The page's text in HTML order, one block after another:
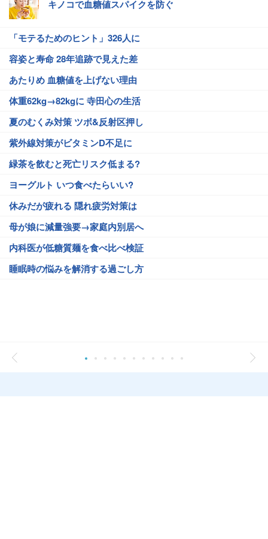
キノコで血糖値スパイクを防ぐ
「モテるためのヒント」326人に
容姿と寿命 28年追跡で見えた差
あたりめ 血糖値を上げない理由
体重62kg→82kgに 寺田心の生活
夏のむくみ対策 ツボ&反射区押し
紫外線対策がビタミンD不足に
緑茶を飲むと死亡リスク低まる?
ヨーグルト いつ食べたらいい?
休みだが疲れる 隠れ疲労対策は
母が娘に減量強要→家庭内別居へ
内科医が低糖質麺を食べ比べ検証
睡眠時の悩みを解消する過ごし方